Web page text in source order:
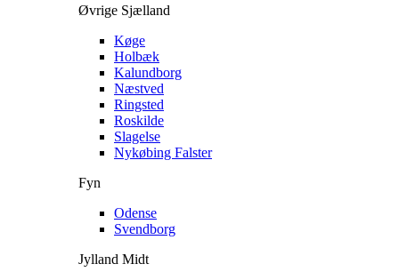
Øvrige Sjælland
Køge
Holbæk
Kalundborg
Næstved
Ringsted
Roskilde
Slagelse
Nykøbing Falster
Fyn
Odense
Svendborg
Jylland Midt